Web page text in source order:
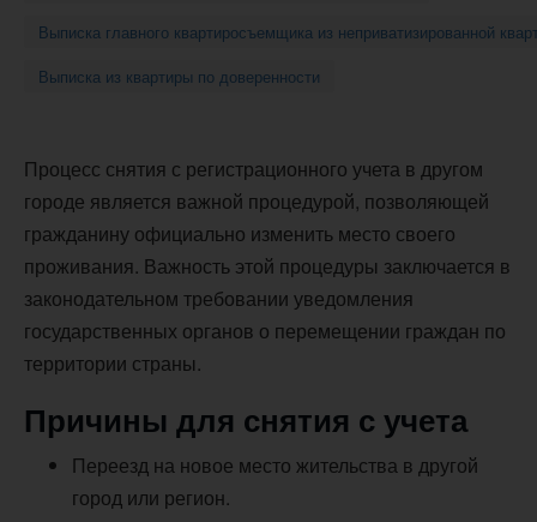
Выписка главного квартиросъемщика из неприватизированной
Выписка из квартиры по доверенности
Процесс снятия с регистрационного учета в другом
городе является важной процедурой, позволяющей
гражданину официально изменить место своего
проживания. Важность этой процедуры заключается в
законодательном требовании уведомления
государственных органов о перемещении граждан по
территории страны.
Причины для снятия с учета
Переезд на новое место жительства в другой
город или регион.